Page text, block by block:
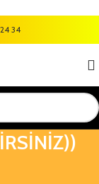
34
((1